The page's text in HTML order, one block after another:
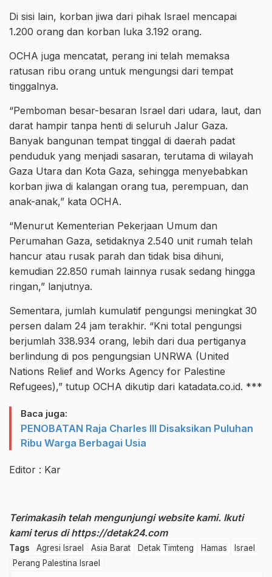
Di sisi lain, korban jiwa dari pihak Israel mencapai
1.200 orang dan korban luka 3.192 orang.
OCHA juga mencatat, perang ini telah memaksa
ratusan ribu orang untuk mengungsi dari tempat
tinggalnya.
“Pemboman besar-besaran Israel dari udara, laut, dan
darat hampir tanpa henti di seluruh Jalur Gaza.
Banyak bangunan tempat tinggal di daerah padat
penduduk yang menjadi sasaran, terutama di wilayah
Gaza Utara dan Kota Gaza, sehingga menyebabkan
korban jiwa di kalangan orang tua, perempuan, dan
anak-anak,” kata OCHA.
“Menurut Kementerian Pekerjaan Umum dan
Perumahan Gaza, setidaknya 2.540 unit rumah telah
hancur atau rusak parah dan tidak bisa dihuni,
kemudian 22.850 rumah lainnya rusak sedang hingga
ringan,” lanjutnya.
Sementara, jumlah kumulatif pengungsi meningkat 30
persen dalam 24 jam terakhir. “Kni total pengungsi
berjumlah 338.934 orang, lebih dari dua pertiganya
berlindung di pos pengungsian UNRWA (United
Nations Relief and Works Agency for Palestine
Refugees),” tutup OCHA dikutip dari katadata.co.id. ***
Baca juga:
PENOBATAN Raja Charles III Disaksikan Puluhan
Ribu Warga Berbagai Usia
Editor : Kar
Terimakasih telah mengunjungi website kami. Ikuti
kami terus dihttps://detak24.com
Tags Agresi Israel Asia Barat Detak Timteng Hamas
Israel
Perang Palestina Israel